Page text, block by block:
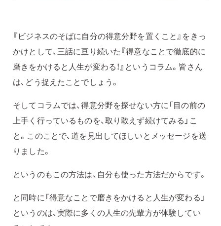
『ビジネスのそばに自分の得意分野を置くこと』をきっ
かけとして、三話に亘り続いた『得意なことで徹底的に
磨きをかけると人生が変わる！』というコラム。皆さん
は、どう捉えたことでしょう。
そしてコラムでは、得意分野を探せない方に「目の前の
上手く行っているものを、取り敢えず続けてみる」こ
と。このことで、道を見出してほしいとメッセージを送
りました。
というのもこの方法は、自分も使った方法だからです。
と同時に「得意なことで磨きをかけると人生が変わる」
というのは、実際に多くの人生の先輩方が体験してい